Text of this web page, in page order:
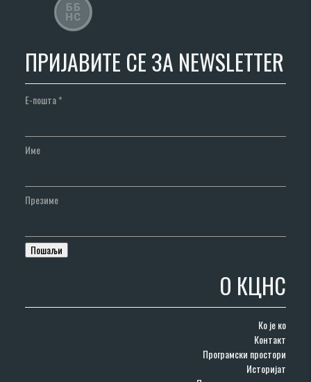
ПРИЈАВИТЕ СЕ ЗА NEWSLETTER
Е-пошта*
Име
Презиме
О КЦНС
Ко је ко
Контакт
Програмски простори
Историјат